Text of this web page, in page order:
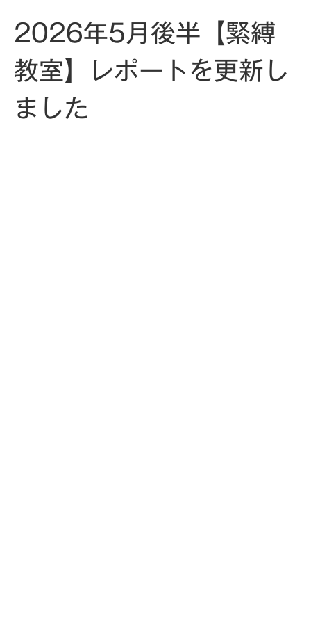
2026年5月後半【緊縛
教室】レポートを更新し
ました